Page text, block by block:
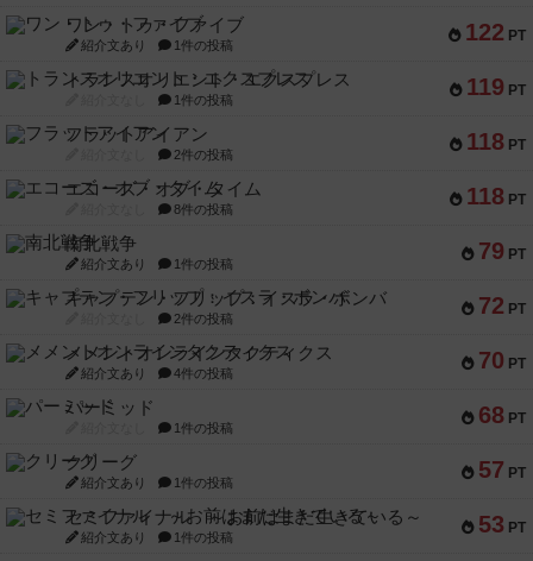
122 PT
ワン・トゥ・ファイブ
紹介文あり 1件の投稿
119 PT
トランスオリエント・エクスプレス
1件の投稿
118 PT
フラットアイアン
2件の投稿
118 PT
エコーズ・オブ・タイム
8件の投稿
79 PT
南北戦争
紹介文あり 1件の投稿
72 PT
キャプテン・フリップ：イスラ・ボンバ
2件の投稿
70 PT
メメントオンラインタクティクス
紹介文あり 4件の投稿
68 PT
パーミッド
1件の投稿
57 PT
クリーグ
紹介文あり 1件の投稿
53 PT
セミファイナル ～お前はまだ生きている～
紹介文あり 1件の投稿